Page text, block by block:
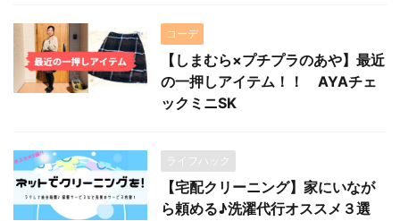
コーデ
【しまむら×プチプラのあや】最近
の一押しアイテム！！ AYAチェ
ックミニSK
ライフハック
【宅配クリーニング】家にいなが
ら頼める♪洗濯代行オススメ３選